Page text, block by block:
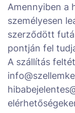
Amennyiben a
személyesen
szerződött
pontján fel
A szállítás